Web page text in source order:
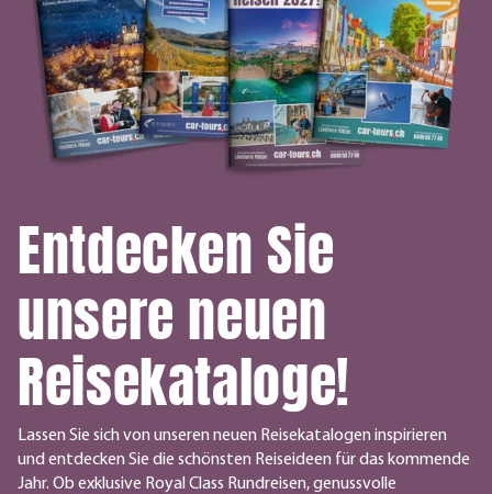
Entdecken Sie
unsere neuen
Reisekataloge!
Lassen Sie sich von unseren neuen Reisekatalogen inspirieren
und entdecken Sie die schönsten Reiseideen für das kommende
Jahr. Ob exklusive Royal Class Rundreisen, genussvolle